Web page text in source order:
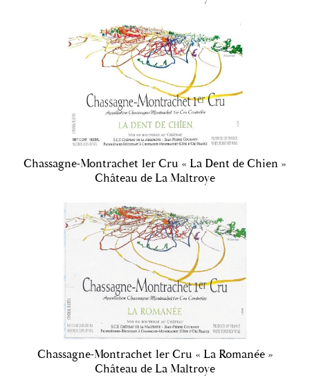
Chassagne-Montrachet 1er Cru « La Dent de Chien »
Château de La Maltroye
Chassagne-Montrachet 1er Cru « La Romanée »
Château de La Maltroye